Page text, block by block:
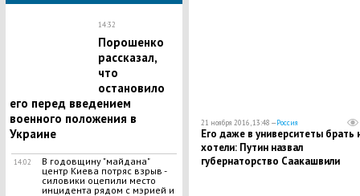
14:32
Порошенко
рассказал,
что
остановило
его перед введением
военного положения в
Украине
14:02
В годовщину "майдана"
центр Киева потряс взрыв -
силовики оцепили место
инцидента рядом с мэрией и
21 ноября 2016, 13:48 —Россия
Его даже в университеты брать
хотели: Путин назвал
губернаторство Саакашвили